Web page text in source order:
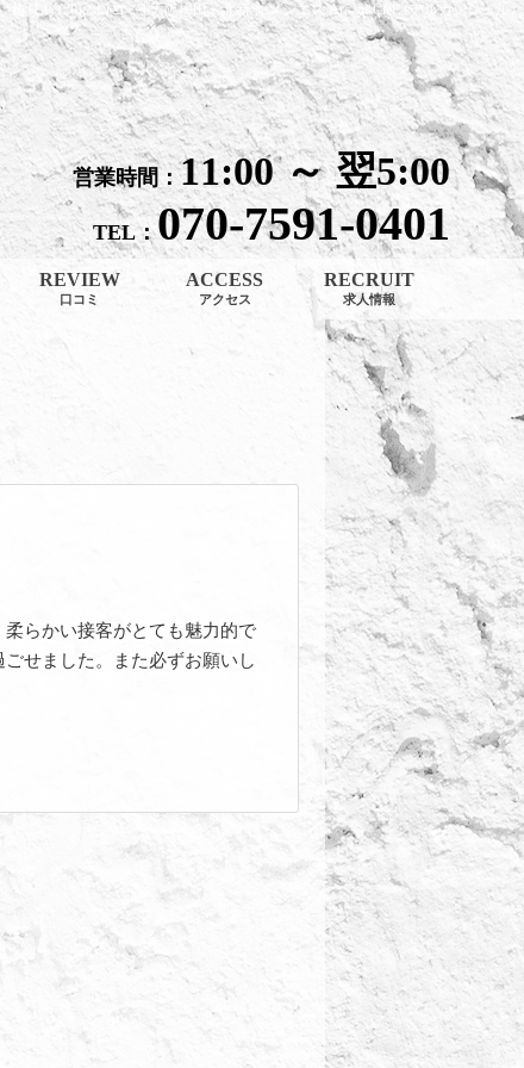
椿りあ (20)の口コミ│大阪梅田・北新地 メンエス Arc-en-Ciel（アルカンシェル）
営業時間：11:00 ～ 翌5:00
TEL：070-7591-0401
REVIEW
口コミ
ACCESS
アクセス
RECRUIT
求人情報
らかい接客がとても魅力的で
せました。また必ずお願いし